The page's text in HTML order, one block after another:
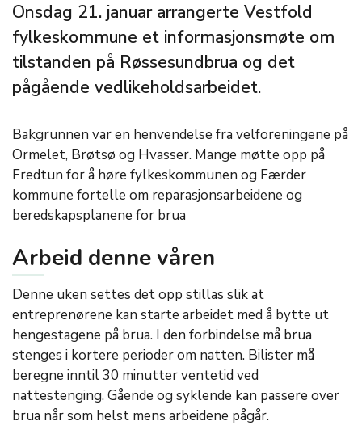
Onsdag 21. januar arrangerte Vestfold
fylkeskommune et informasjonsmøte om
tilstanden på Røssesundbrua og det
pågående vedlikeholdsarbeidet.
Bakgrunnen var en henvendelse fra velforeningene på
Ormelet, Brøtsø og Hvasser. Mange møtte opp på
Fredtun for å høre fylkeskommunen og Færder
kommune fortelle om reparasjonsarbeidene og
beredskapsplanene for brua
Arbeid denne våren
Denne uken settes det opp stillas slik at
entreprenørene kan starte arbeidet med å bytte ut
hengestagene på brua. I den forbindelse må brua
stenges i kortere perioder om natten. Bilister må
beregne inntil 30 minutter ventetid ved
nattestenging. Gående og syklende kan passere over
brua når som helst mens arbeidene pågår.